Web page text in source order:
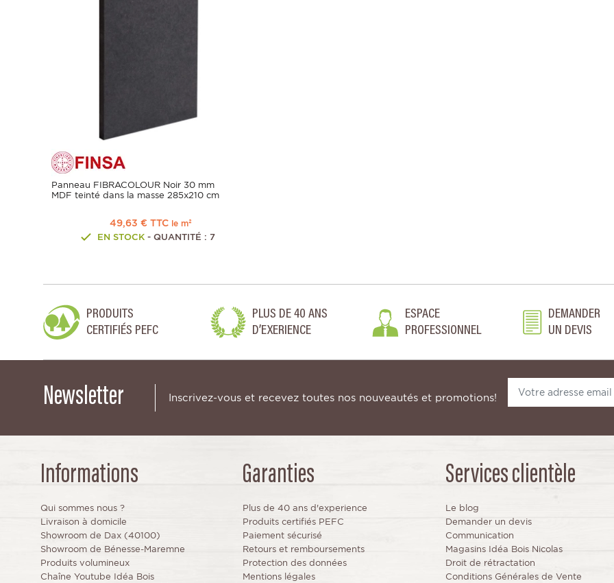
Panneau FIBRACOLOUR Noir 30 mm
MDF teinté dans la masse 285x210 cm
49,63 € TTC le m²
EN STOCK - QUANTITÉ : 7
PRODUITS
CERTIFIÉS PEFC
PLUS DE 40 ANS
D’EXERIENCE
ESPACE
PROFESSIONNEL
DEMANDER
UN DEVIS
Newsletter Inscrivez-vous et recevez toutes nos nouveautés et promotions!
Informations
Qui sommes nous ?
Livraison à domicile
Showroom de Dax (40100)
Showroom de Bénesse-Maremne
Produits volumineux
Chaîne Youtube Idéa Bois
Garanties
Plus de 40 ans d'experience
Produits certifiés PEFC
Paiement sécurisé
Retours et remboursements
Protection des données
Mentions légales
Services clientèle
Le blog
Demander un devis
Communication
Magasins Idéa Bois Nicolas
Droit de rétractation
Conditions Générales de Vente